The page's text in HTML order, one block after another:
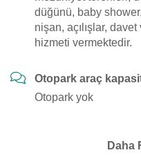
düğünü, baby
nişan, açılışlar,
hizmeti vermektedir.
Otopark araç
Otopark yok
Daha